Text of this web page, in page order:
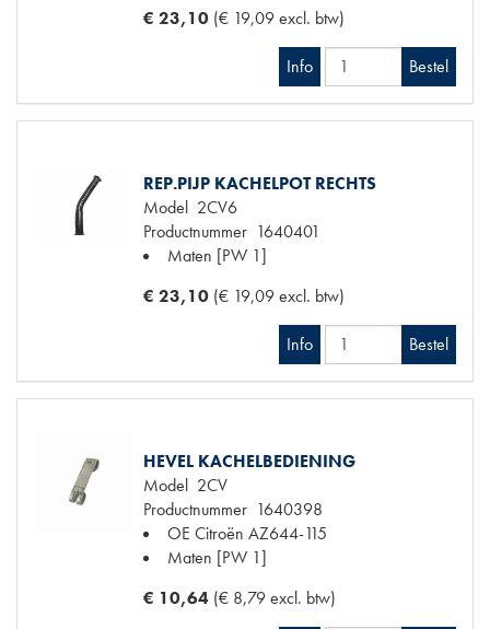
€ 23,10 (€ 19,09 excl. btw)
Info Bestel
REP.PIJP KACHELPOT RECHTS
Model 2CV6
Productnummer 1640401
Maten [PW 1]
€ 23,10 (€ 19,09 excl. btw)
Info Bestel
HEVEL KACHELBEDIENING
Model 2CV
Productnummer 1640398
OE Citroën AZ644-115
Maten [PW 1]
€ 10,64 (€ 8,79 excl. btw)